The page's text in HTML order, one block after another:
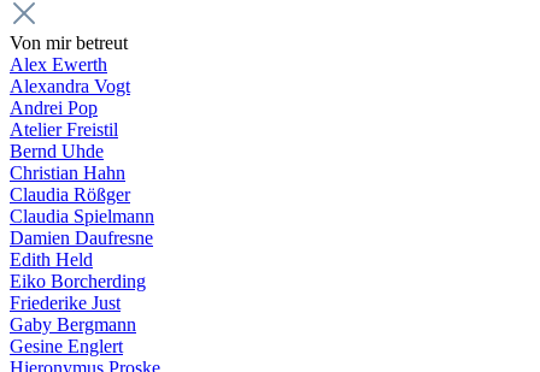
Von mir betreut
Alex Ewerth
Alexandra Vogt
Andrei Pop
Atelier Freistil
Bernd Uhde
Christian Hahn
Claudia Rößger
Claudia Spielmann
Damien Daufresne
Edith Held
Eiko Borcherding
Friederike Just
Gaby Bergmann
Gesine Englert
Hieronymus Proske